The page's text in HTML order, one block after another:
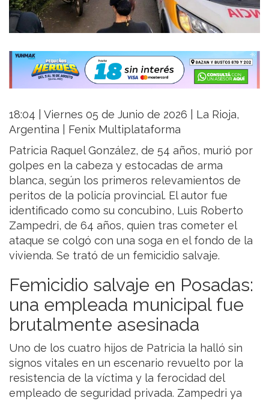
18:04 | Viernes 05 de Junio de 2026 | La Rioja,
Argentina | Fenix Multiplataforma
Patricia Raquel González, de 54 años, murió por
golpes en la cabeza y estocadas de arma
blanca, según los primeros relevamientos de
peritos de la policía provincial. El autor fue
identificado como su concubino, Luis Roberto
Zampedri, de 64 años, quien tras cometer el
ataque se colgó con una soga en el fondo de la
vivienda. Se trató de un femicidio salvaje.
Femicidio salvaje en Posadas:
una empleada municipal fue
brutalmente asesinada
Uno de los cuatro hijos de Patricia la halló sin
signos vitales en un escenario revuelto por la
resistencia de la víctima y la ferocidad del
empleado de seguridad privada. Zampedri ya